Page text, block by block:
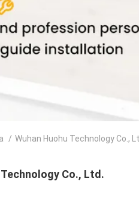
/ Wuhan Huohu Technology Co.,
Co., Ltd.